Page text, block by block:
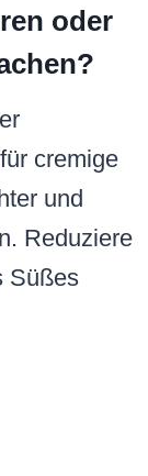
oder
cremige
und
Reduziere
Süßes